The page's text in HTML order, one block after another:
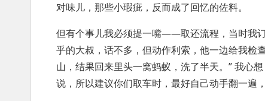
对味儿，那些小瑕疵，反而成了回忆的佐料。
但有个事儿我必须提一嘴——取还流程，当时我
乎的大叔，话不多，但动作利索，他一边给我检
山，结果回来里头一窝蚂蚁，洗了半天。” 我心
说，所以建议你们取车时，最好自己动手翻一遍